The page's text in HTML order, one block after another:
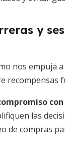
y
nos empuja
recompensas
las
de compras